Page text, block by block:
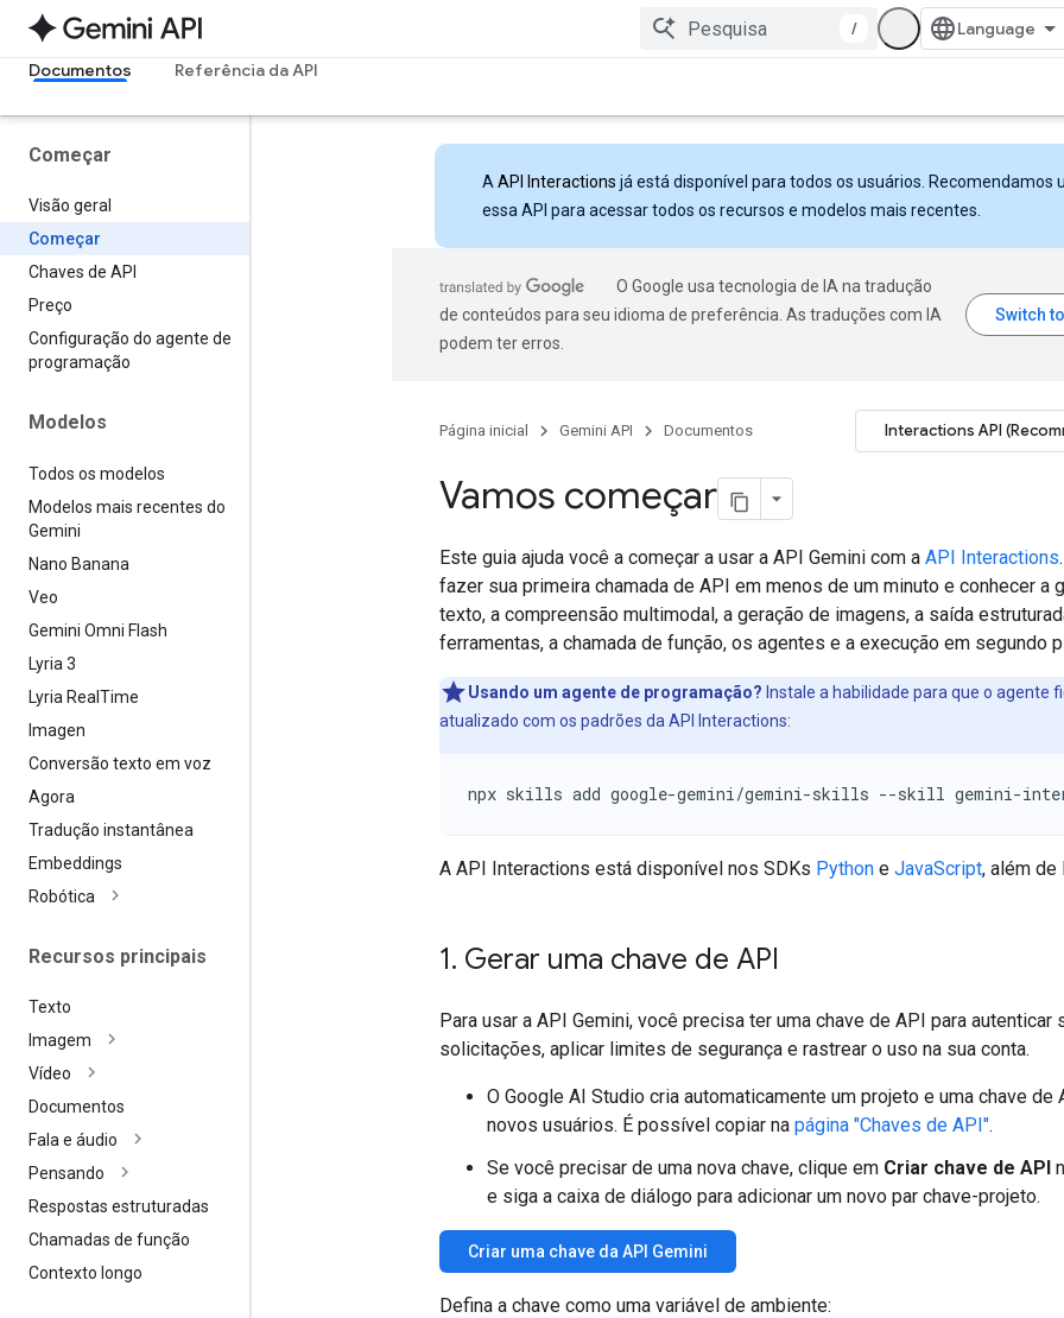
/
Documentos Referência da API
Começar
Visão geral
Começar
Chaves de API
Preço
Configuração do agente de
programação
Modelos
Todos os modelos
Modelos mais recentes do
Gemini
Nano Banana
Veo
Gemini Omni Flash
Lyria 3
Lyria Real Time
Imagen
Conversão texto em voz
Agora
Tradução instantânea
Embeddings
Robótica
Recursos principais
Texto
Imagem
Vídeo
Documentos
Fala e áudio
Pensando
Respostas estruturadas
Chamadas de função
Contexto longo
A API Interactions já está disponível para todos os usuários. Recomendamos
essa API para acessar todos os recursos e modelos mais recentes.
O Google usa tecnologia de IA na tradução
de conteúdos para seu idioma de preferência. As traduções com IA
podem ter erros.
Página inicial Gemini API Documentos Interactions API
Vamos começar
Este guia ajuda você a começar a usar a API Gemini com a API Interactions
fazer sua primeira chamada de API em menos de um minuto e conhecer a
texto, a compreensão multimodal, a geração de imagens, a saída
ferramentas, a chamada de função, os agentes e a execução em segundo
Usando um agente de programação? Instale a habilidade para que o agente
atualizado com os padrões da API Interactions:
npx skills add google-gemini/gemini-skills --skill gemini-
A API Interactions está disponível nos SDKs Python e JavaScript, além de
1. Gerar uma chave de API
Para usar a API Gemini, você precisa ter uma chave de API para autenticar
solicitações, aplicar limites de segurança e rastrear o uso na sua conta.
O Google AI Studio cria automaticamente um projeto e uma chave de
novos usuários. É possível copiar na página "Chaves de API".
Se você precisar de uma nova chave, clique em Criar chave de API
e siga a caixa de diálogo para adicionar um novo par chave-projeto.
Criar uma chave da API Gemini
Defina a chave como uma variável de ambiente: